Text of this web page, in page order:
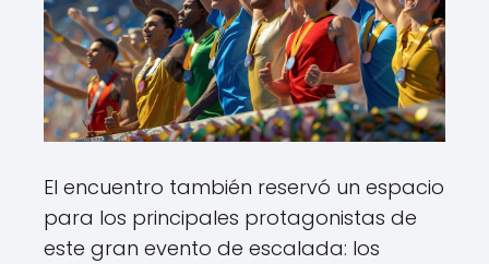
El encuentro también reservó un espacio
para los principales protagonistas de
este gran evento de escalada: los